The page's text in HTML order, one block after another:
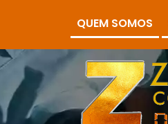
QUEM SOMOS